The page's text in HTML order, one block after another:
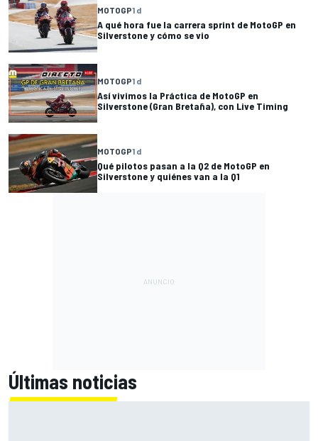
MOTOGP1 d
A qué hora fue la carrera sprint de MotoGP en
Silverstone y cómo se vio
MOTOGP1 d
Así vivimos la Práctica de MotoGP en
Silverstone (Gran Bretaña), con Live Timing
MOTOGP1 d
Qué pilotos pasan a la Q2 de MotoGP en
Silverstone y quiénes van a la Q1
Últimas noticias